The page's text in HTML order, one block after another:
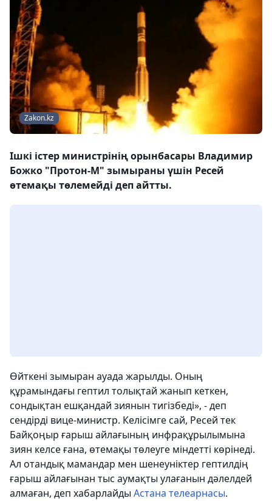
Zakon.kz
Ішкі істер министрінің орынбасары Владимир
Божко "Протон-М" зымыраны үшін Ресей
өтемақы төлемейді деп айтты.
Өйткені зымыран ауада жарылды. Оның
құрамындағы гептил толықтай жанып кеткен,
сондықтан ешқандай зиянын тигізбеді», - деп
сендірді вице-министр. Келісімге сай, Ресей тек
Байқоңыр ғарыш айлағының инфрақұрылымына
зиян келсе ғана, өтемақы төлеуге міндетті көрінеді.
Ал отандық мамандар мен шенеуніктер гептилдің
ғарыш айлағынан тыс аумақты улағанын дәлелдей
алмаған, деп хабарлайды Астана телеарнасы.